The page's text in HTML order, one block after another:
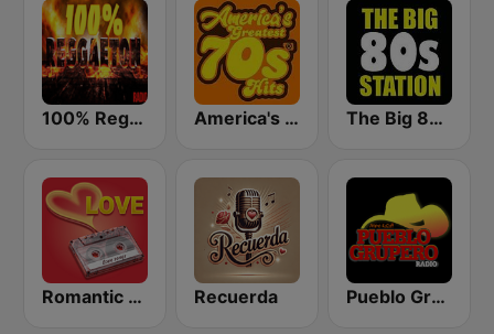
100% Reggaeton Radio America's Greatest 70s Hits The Big 80s Station
Romantic Vibes Recuerda Pueblo Grupero Radio